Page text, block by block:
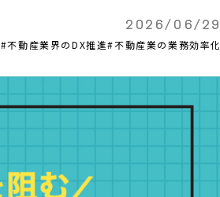
2026/06/29
#不動産業界のDX推進#不動産業の業務効率化